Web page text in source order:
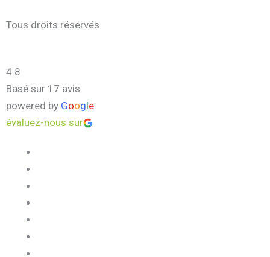
Tous droits réservés
4.8
Basé sur 17 avis
powered by Google
évaluez-nous sur